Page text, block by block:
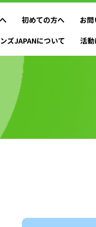
ズJAPANについて 活
初めての方へ お